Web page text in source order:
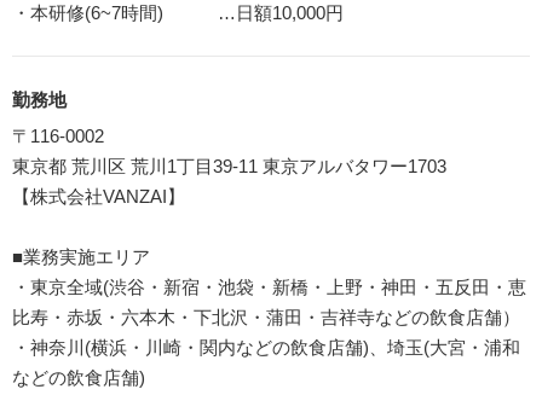
・本研修(6~7時間) …日額10,000円
勤務地
〒116-0002
東京都 荒川区 荒川1丁目39-11 東京アルバタワー1703
【株式会社VANZAI】
■業務実施エリア
・東京全域(渋谷・新宿・池袋・新橋・上野・神田・五反田・恵
比寿・赤坂・六本木・下北沢・蒲田・吉祥寺などの飲食店舗）
・神奈川(横浜・川崎・関内などの飲食店舗)、埼玉(大宮・浦和
などの飲食店舗)